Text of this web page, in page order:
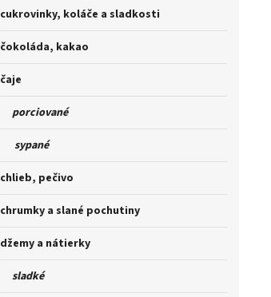
cukrovinky, koláče a sladkosti
čokoláda, kakao
čaje
porciované
sypané
chlieb, pečivo
chrumky a slané pochutiny
džemy a nátierky
sladké